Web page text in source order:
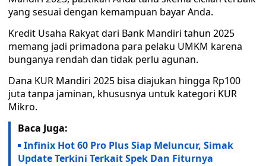
yang sesuai dengan kemampuan bayar Anda.
Kredit Usaha Rakyat dari Bank Mandiri tahun 2025
memang jadi primadona para pelaku UMKM karena
bunganya rendah dan tidak perlu agunan.
Dana KUR Mandiri 2025 bisa diajukan hingga Rp100
juta tanpa jaminan, khususnya untuk kategori KUR
Mikro.
Baca Juga:
Infinix Hot 60 Pro Plus Siap Meluncur, Simak
Update Terkini Terkait Spek Dan Fiturnya